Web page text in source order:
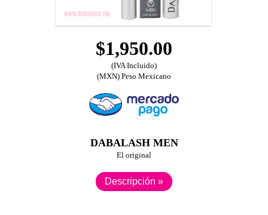
$1,950.00
(IVA Incluido)
(MXN) Peso Mexicano
DABALASH MEN
El original
Descripción »